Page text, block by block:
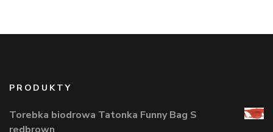
PRODUKTY
Torebka biodrowa Tatonka Funny Bag S